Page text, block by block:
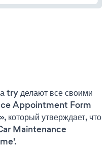
try делают все своими
Appointment Form
утверждает, что
Maintenance